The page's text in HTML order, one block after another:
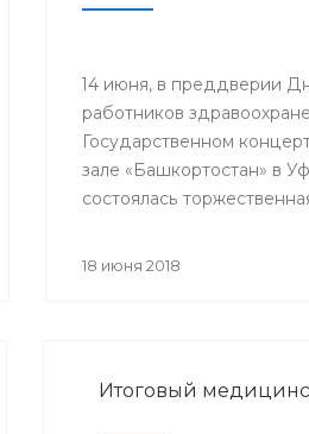
14 июня, в преддверии
работников
Государственном
зале «Башкортостан» в
состоялась
победителей
18 июня 2018
Итоговый